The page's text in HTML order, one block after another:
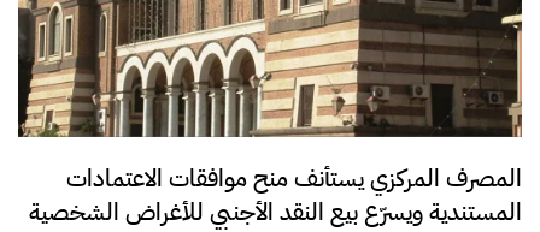
المصرف المركزي يستأنف منح موافقات الاعتمادات
المستندية ويسرّع بيع النقد الأجنبي للأغراض الشخصية